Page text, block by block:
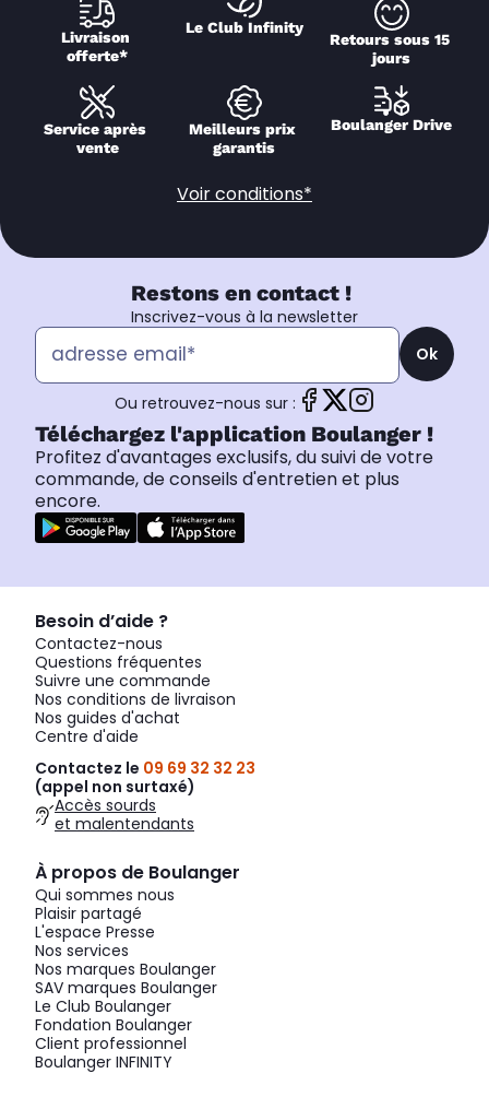
Livraison
offerte*
Le Club Infinity
Retours sous 15
jours
Service après
vente
Meilleurs prix
garantis
Boulanger Drive
Voir conditions*
Restons en contact !
Inscrivez-vous à la newsletter
Ok
Ou retrouvez-nous sur :
Téléchargez l'application Boulanger !
Profitez d'avantages exclusifs, du suivi de votre
commande, de conseils d'entretien et plus
encore.
Besoin d’aide ?
Contactez-nous
Questions fréquentes
Suivre une commande
Nos conditions de livraison
Nos guides d'achat
Centre d'aide
Contactez le 09 69 32 32 23
(appel non surtaxé)
Accès sourds
et malentendants
À propos de Boulanger
Qui sommes nous
Plaisir partagé
L'espace Presse
Nos services
Nos marques Boulanger
SAV marques Boulanger
Le Club Boulanger
Fondation Boulanger
Client professionnel
Boulanger INFINITY